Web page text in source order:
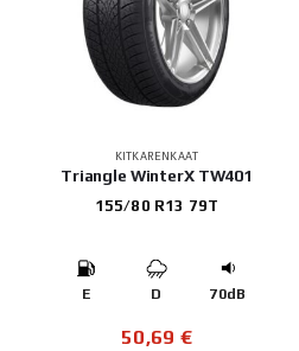
KITKARENKAAT
Triangle WinterX TW401
155/80 R13 79T
E D 70dB
50,69 €